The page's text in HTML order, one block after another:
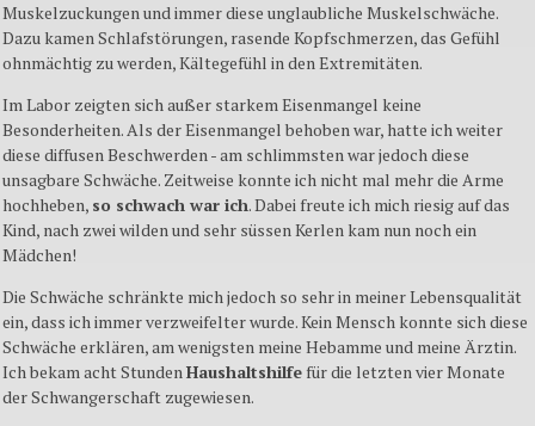
Muskelzuckungen und immer diese unglaubliche Muskelschwäche.
Dazu kamen Schlafstörungen, rasende Kopfschmerzen, das Gefühl
ohnmächtig zu werden, Kältegefühl in den Extremitäten.
Im Labor zeigten sich außer starkem Eisenmangel keine
Besonderheiten. Als der Eisenmangel behoben war, hatte ich weiter
diese diffusen Beschwerden - am schlimmsten war jedoch diese
unsagbare Schwäche. Zeitweise konnte ich nicht mal mehr die Arme
hochheben, so schwach war ich. Dabei freute ich mich riesig auf das
Kind, nach zwei wilden und sehr süssen Kerlen kam nun noch ein
Mädchen!
Die Schwäche schränkte mich jedoch so sehr in meiner Lebensqualität
ein, dass ich immer verzweifelter wurde. Kein Mensch konnte sich diese
Schwäche erklären, am wenigsten meine Hebamme und meine Ärztin.
Ich bekam acht StundenHaushaltshilfe für die letzten vier Monate
der Schwangerschaft zugewiesen.